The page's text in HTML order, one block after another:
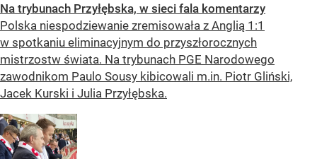
Na trybunach Przyłębska, w sieci fala komentarzy
Polska niespodziewanie zremisowała z Anglią 1:1
w spotkaniu eliminacyjnym do przyszłorocznych
mistrzostw świata. Na trybunach PGE Narodowego
zawodnikom Paulo Sousy kibicowali m.in. Piotr Gliński,
Jacek Kurski i Julia Przyłębska.